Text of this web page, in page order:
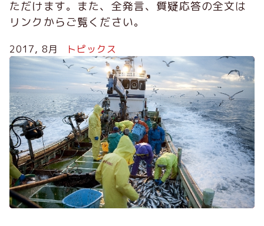
ただけます。また、全発言、質疑応答の全文は
リンクからご覧ください。
2017, 8月 トピックス